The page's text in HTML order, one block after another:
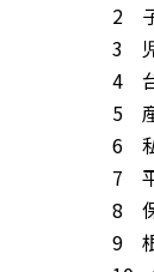
2
3
4
5
6
7
8
9